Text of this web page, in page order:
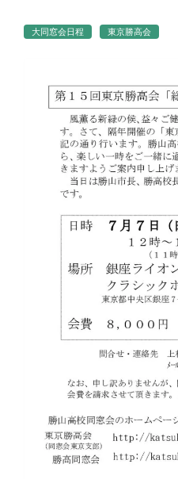
大同窓会日程 東京勝高会